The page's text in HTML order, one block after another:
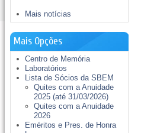
Mais notícias
Mais Opções
Centro de Memória
Laboratórios
Lista de Sócios da SBEM
Quites com a Anuidade
2025 (até 31/03/2026)
Quites com a Anuidade
2026
Eméritos e Pres. de Honra